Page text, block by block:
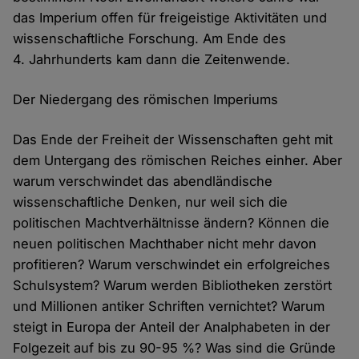
das Imperium offen für freigeistige Aktivitäten und
wissenschaftliche Forschung. Am Ende des
4. Jahrhunderts kam dann die Zeitenwende.
Der Niedergang des römischen Imperiums
Das Ende der Freiheit der Wissenschaften geht mit
dem Untergang des römischen Reiches einher. Aber
warum verschwindet das abend­ländische
wissenschaft­liche Denken, nur weil sich die
politischen Macht­verhältnisse ändern? Können die
neuen politischen Macht­haber nicht mehr davon
profitieren? Warum verschwindet ein erfolg­reiches
Schul­system? Warum werden Bibliotheken zerstört
und Millionen antiker Schriften vernichtet? Warum
steigt in Europa der Anteil der Analphabeten in der
Folgezeit auf bis zu 90-95 %? Was sind die Gründe